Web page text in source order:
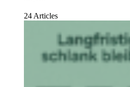
24 Articles